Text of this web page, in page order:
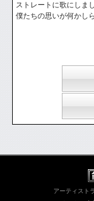
ストレートに歌にしま
僕たちの思いが何かし
アーティスト